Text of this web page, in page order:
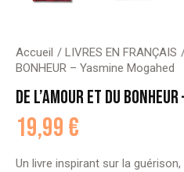
Accueil LIVRES EN FRANÇAIS
BONHEUR – Yasmine Mogahed
DE L’AMOUR ET DU
19,99€
Un livre inspirant sur la